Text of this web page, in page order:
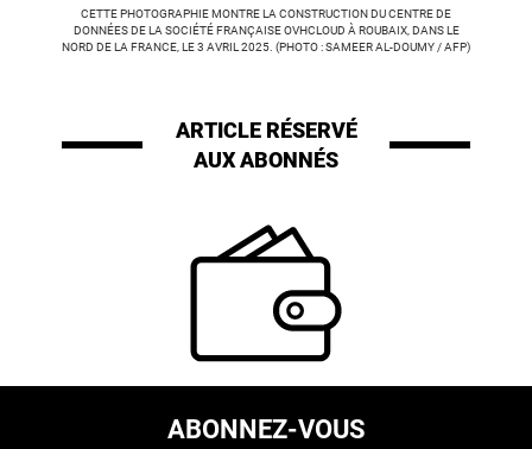
CETTE PHOTOGRAPHIE MONTRE LA CONSTRUCTION DU CENTRE DE
DONNÉES DE LA SOCIÉTÉ FRANÇAISE OVHCLOUD À ROUBAIX, DANS LE
NORD DE LA FRANCE, LE 3 AVRIL 2025. (PHOTO : SAMEER AL-DOUMY / AFP)
ARTICLE RÉSERVÉ
AUX ABONNÉS
ABONNEZ-VOUS